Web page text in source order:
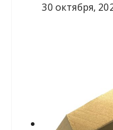
30 октября,